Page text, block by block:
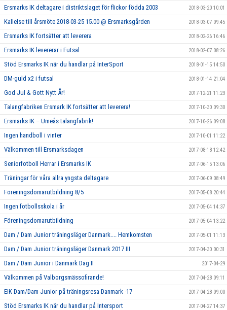
Ersmarks IK deltagare i distriktslaget för flickor födda 2003 2018-03-20 10:01
Kallelse till årsmöte 2018-03-25 15.00 @ Ersmarksgården 2018-03-07 09:45
Ersmarks IK fortsätter att leverera 2018-02-26 16:46
Ersmarks IK levererar i Futsal 2018-02-07 08:26
Stöd Ersmarks IK när du handlar på InterSport 2018-01-15 14:50
DM-guld x2 i futsal 2018-01-14 21:04
God Jul & Gott Nytt År! 2017-12-21 11:23
Talangfabriken Ersmark IK fortsätter att leverera! 2017-10-30 09:30
Ersmarks IK – Umeås talangfabrik! 2017-10-26 09:08
Ingen handboll i vinter 2017-10-01 11:22
Välkommen till Ersmarksdagen 2017-08-18 12:42
Seniorfotboll Herrar i Ersmarks IK 2017-06-15 13:06
Träningar för våra allra yngsta deltagare 2017-06-09 08:49
Föreningsdomarutbildning 8/5 2017-05-08 20:44
Ingen fotbollsskola i år 2017-05-04 14:37
Föreningsdomarutbildning 2017-05-04 13:22
Dam / Dam Junior träningsläger Danmark.... Hemkomsten 2017-05-01 11:13
Dam / Dam Junior träningsläger Danmark 2017 III 2017-04-30 00:31
Dam / Dam Junior i Danmark Dag II 2017-04-29
Välkommen på Valborgsmässofirande! 2017-04-28 09:11
EIK Dam/Dam Junior på träningsresa Danmark -17 2017-04-28 09:00
Stöd Ersmarks IK när du handlar på Intersport 2017-04-27 14:37